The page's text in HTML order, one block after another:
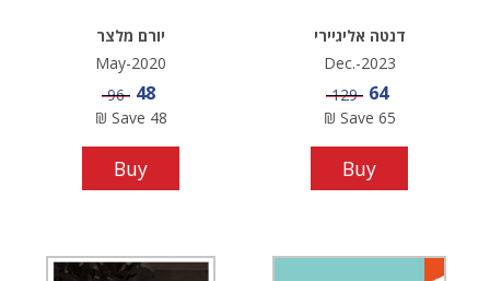
דנטה אליגיירי
Dec.-2023
Sale price
64
Price
129
Save 65
₪
Buy
יורם מלצר
May-2020
Sale price
48
Price
96
Save 48
₪
Buy